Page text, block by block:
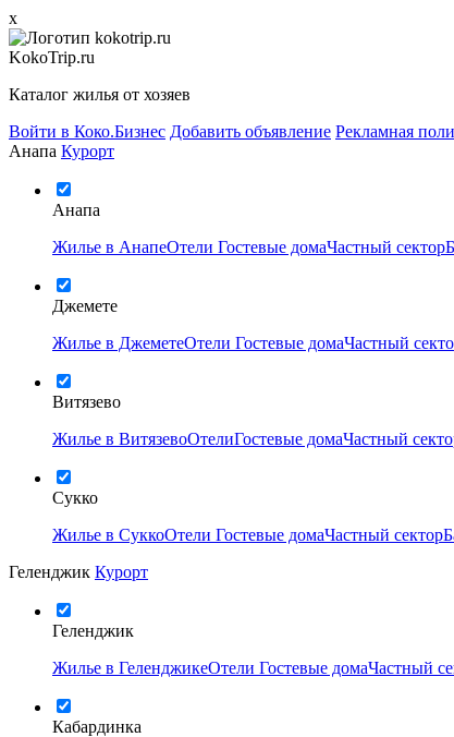
x
KokoTrip.ru
Каталог жилья от хозяев
Войти в Коко.Бизнес Добавить объявление Рекламная
Анапа Курорт
Анапа
Жилье в АнапеОтели Гостевые домаЧастный сектор
Джемете
Жилье в ДжеметеОтели Гостевые домаЧастный
Витязево
Жилье в ВитязевоОтелиГостевые домаЧастный
Сукко
Жилье в СуккоОтели Гостевые домаЧастный сектор
Геленджик Курорт
Геленджик
Жилье в ГеленджикеОтели Гостевые домаЧастный
Кабардинка